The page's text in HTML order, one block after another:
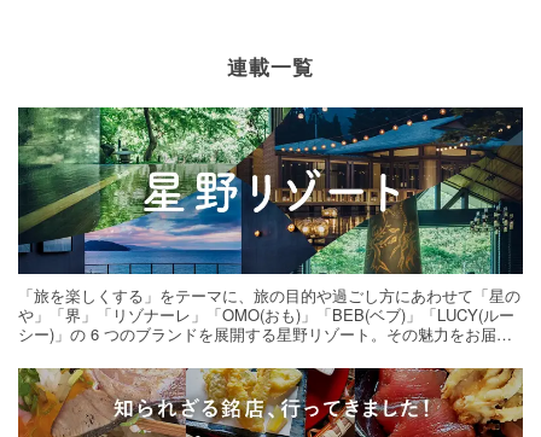
連載一覧
「旅を楽しくする」をテーマに、旅の目的や過ごし方にあわせて「星の
や」「界」「リゾナーレ」「OMO(おも)」「BEB(ベブ)」「LUCY(ルー
シー)」の 6 つのブランドを展開する星野リゾート。その魅力をお届け